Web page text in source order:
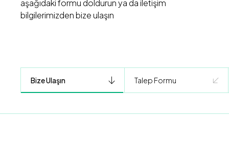
aşağıdaki formu doldurun ya da iletişim
bilgilerimizden bize ulaşın
Bize Ulaşın Talep Formu